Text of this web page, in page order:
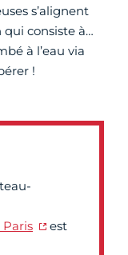
s’alignent
consiste à…
à l’eau via
!
est